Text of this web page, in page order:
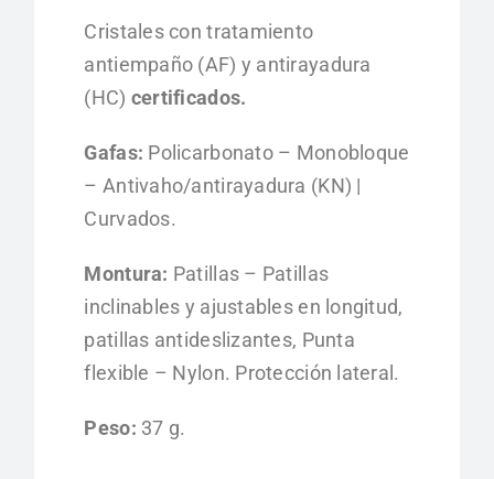
Cristales con tratamiento
antiempaño (AF) y antirayadura
(HC) certificados.
Gafas: Policarbonato – Monobloque
– Antivaho/antirayadura (KN) |
Curvados.
Montura: Patillas – Patillas
inclinables y ajustables en longitud,
patillas antideslizantes, Punta
flexible – Nylon. Protección lateral.
Peso: 37 g.